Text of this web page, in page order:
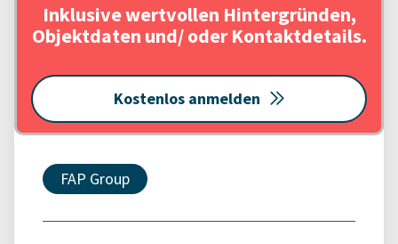
Inklusive wertvollen Hintergründen,
Objektdaten und/ oder Kontaktdetails.
Kostenlos anmelden
FAP Group